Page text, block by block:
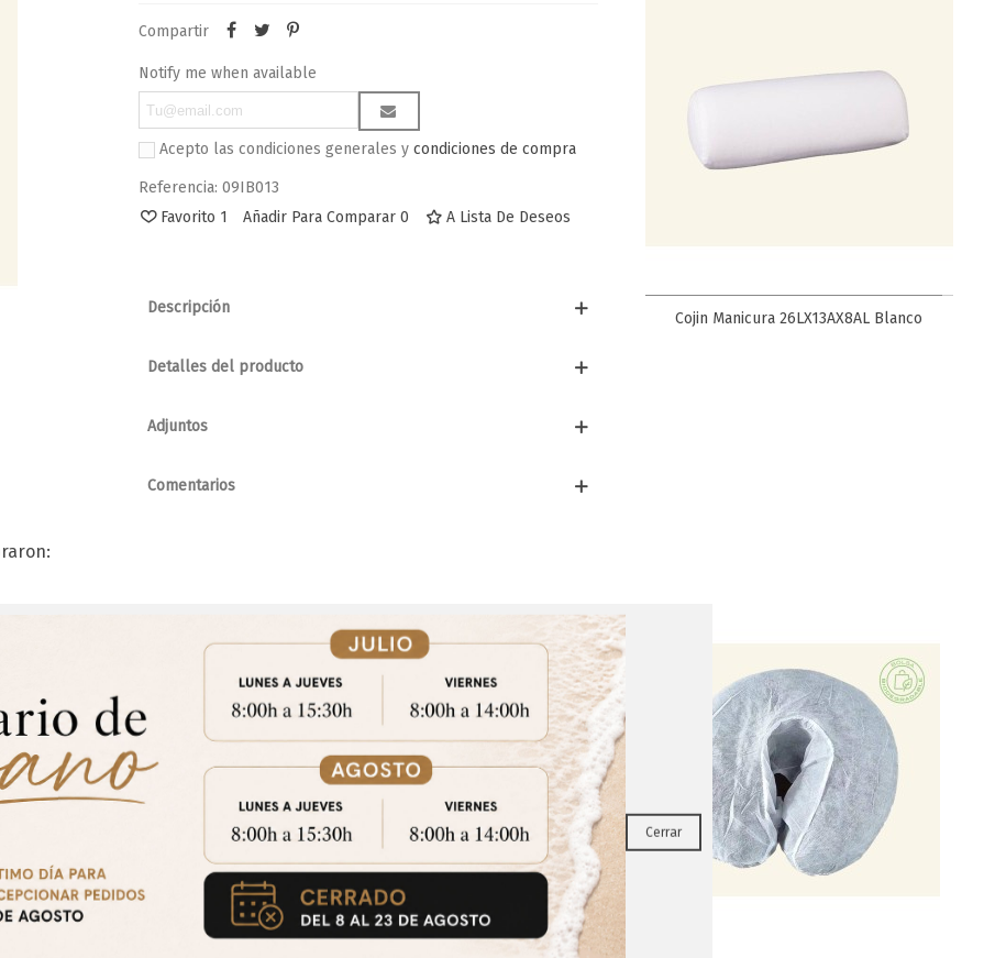
Compartir
Notify me when available
Acepto las condiciones generales y condiciones de compra
Referencia: 09IB013
Favorito 1 Añadir Para Comparar 0 A Lista De Deseos
Descripción
Detalles del producto
Adjuntos
Comentarios
Favorito
Cojín Postural Cilíndrico Tapizado En
Favorito
Cojin Manicura 26LX13AX8AL Blanco
para acceder a los precios y realizar tus pedidos online.!
Puedes hacerlo desdeAqui!
CERRAR Cerrar